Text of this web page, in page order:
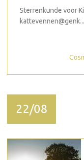
Sterrenkunde voor
kattevennen@genk...
22/08